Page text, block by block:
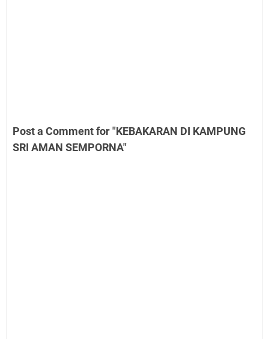
Post a Comment for "KEBAKARAN DI KAMPUNG
SRI AMAN SEMPORNA"